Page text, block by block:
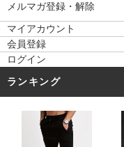
メルマガ登録・解除
マイアカウント
会員登録
ログイン
ランキング